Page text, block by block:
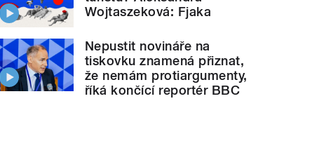
Wojtaszeková: Fjaka
Nepustit novináře na
tiskovku znamená přiznat,
že nemám protiargumenty,
říká končící reportér BBC